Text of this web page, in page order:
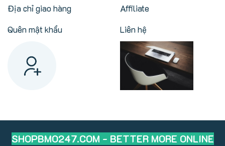
Địa chỉ giao hàng
Quên mật khẩu
Affiliate
Liên hệ
SHOPBMO247.COM - BETTER MORE ONLINE